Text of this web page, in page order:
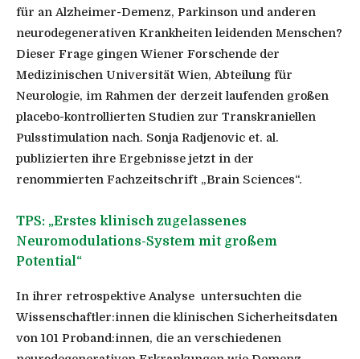
für an Alzheimer-Demenz, Parkinson und anderen
neurodegenerativen Krankheiten leidenden Menschen?
Dieser Frage gingen Wiener Forschende der
Medizinischen Universität Wien, Abteilung für
Neurologie, im Rahmen der derzeit laufenden großen
placebo-kontrollierten Studien zur Transkraniellen
Pulsstimulation nach. Sonja Radjenovic et. al.
publizierten ihre Ergebnisse jetzt in der
renommierten Fachzeitschrift „Brain Sciences“.
TPS: „Erstes klinisch zugelassenes
Neuromodulations-System mit großem
Potential“
In ihrer retrospektive Analyse untersuchten die
Wissenschaftler:innen die klinischen Sicherheitsdaten
von 101 Proband:innen, die an verschiedenen